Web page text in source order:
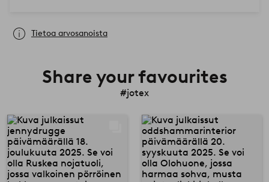
Tietoa arvosanoista
Share your favourites
#jotex